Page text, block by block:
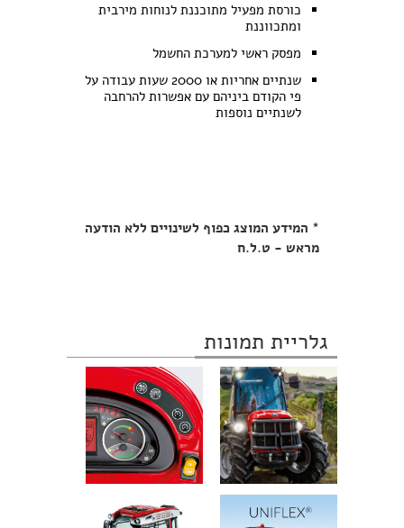
כורסת מפעיל מתוכננת לנוחות מירבית
ומתכווננת
מפסק ראשי למערכת החשמל
שנתיים אחריות או 2000 שעות עבודה על
פי הקודם ביניהם עם אפשרות להרחבה
לשנתיים נוספות
* המידע המוצג כפוף לשינויים ללא הודעה
מראש - ט.ל.ח
גלריית תמונות